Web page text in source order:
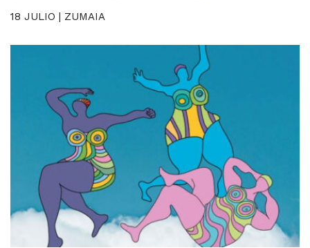
18 JULIO | ZUMAIA